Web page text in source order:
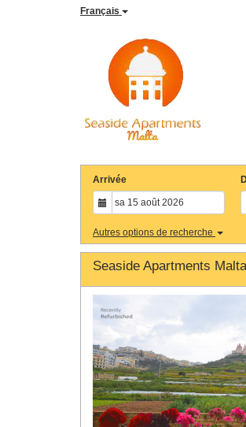
Français
Arrivée
Autres options de recherche
Seaside Apartments